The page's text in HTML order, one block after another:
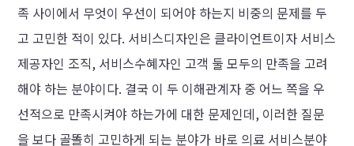
족 사이에서 무엇이 우선이 되어야 하는지 비중의 문제를 두
고 고민한 적이 있다. 서비스디자인은 클라이언트이자 서비스
제공자인 조직, 서비스수혜자인 고객 둘 모두의 만족을 고려
해야 하는 분야이다. 결국 이 두 이해관계자 중 어느 쪽을 우
선적으로 만족시켜야 하는가에 대한 문제인데, 이러한 질문
을 보다 골똘히 고민하게 되는 분야가 바로 의료 서비스분야